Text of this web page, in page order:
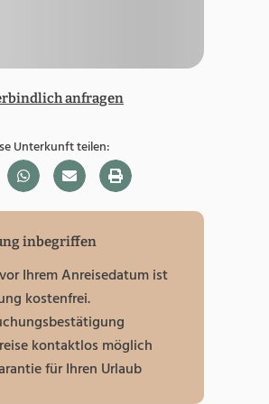
anfragen
Unterkunft teilen:
inbegriffen
Ihrem Anreisedatum ist
kostenfrei.
kontaktlos möglich
für Ihren Urlaub